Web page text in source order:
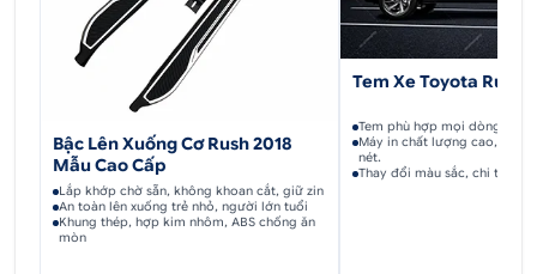
Bậc Lên Xuống Cơ Rush 2018
Mẫu Cao Cấp
Lắp khớp chờ sẵn, không khoan cắt, giữ zin
An toàn lên xuống trẻ nhỏ, người lớn tuổi
Khung thép, hợp kim nhôm, ABS chống ăn
mòn
Tem Xe Toyota Rush
Tem phù hợp mọi dòng xe,
Máy in chất lượng cao, độ
nét.
Thay đổi màu sắc, chi tiết,